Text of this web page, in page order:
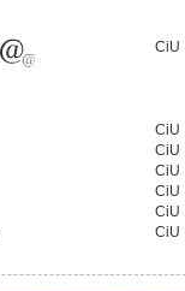
CiU
CiU
CiU
CiU
CiU
CiU
CiU